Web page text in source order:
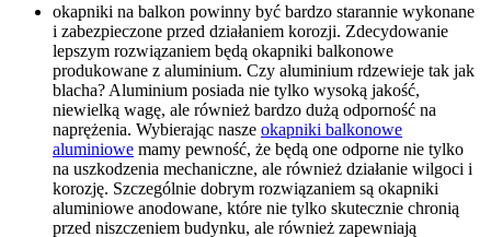
okapniki na balkon powinny być bardzo starannie wykonane
i zabezpieczone przed działaniem korozji. Zdecydowanie
lepszym rozwiązaniem będą okapniki balkonowe
produkowane z aluminium. Czy aluminium rdzewieje tak jak
blacha? Aluminium posiada nie tylko wysoką jakość,
niewielką wagę, ale również bardzo dużą odporność na
naprężenia. Wybierając nasze okapniki balkonowe
aluminiowe mamy pewność, że będą one odporne nie tylko
na uszkodzenia mechaniczne, ale również działanie wilgoci i
korozję. Szczególnie dobrym rozwiązaniem są okapniki
aluminiowe anodowane, które nie tylko skutecznie chronią
przed niszczeniem budynku, ale również zapewniają